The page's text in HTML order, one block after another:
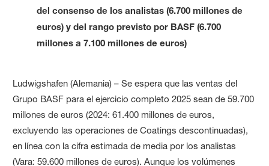
del consenso de los analistas (6.700 millones de
euros) y del rango previsto por BASF (6.700
millones a 7.100 millones de euros)
Ludwigshafen (Alemania) – Se espera que las ventas del
Grupo BASF para el ejercicio completo 2025 sean de 59.700
millones de euros (2024: 61.400 millones de euros,
excluyendo las operaciones de Coatings descontinuadas),
en línea con la cifra estimada de media por los analistas
(Vara: 59.600 millones de euros). Aunque los volúmenes